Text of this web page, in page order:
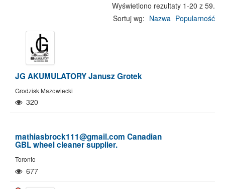
Wyświetlono rezultaty 1-20 z 59.
Sortuj wg: Nazwa Popularność
JG AKUMULATORY Janusz Grotek
Grodzisk Mazowiecki
320
mathiasbrock111@gmail.com Canadian
GBL wheel cleaner supplier.
Toronto
677